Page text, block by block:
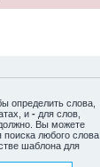
определить слова,
и - для слов,
Вы можете
поиска любого слова
шаблона для